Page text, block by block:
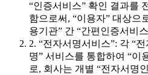
“인증서비스” 확인 결과를
함으로써, “이용자” 대상으
용기관” 간 “간편인증서비
2. “전자서명서비스”: 각 “
명” 서비스를 통합하여 “이
로, 회사는 개별 “전자서명